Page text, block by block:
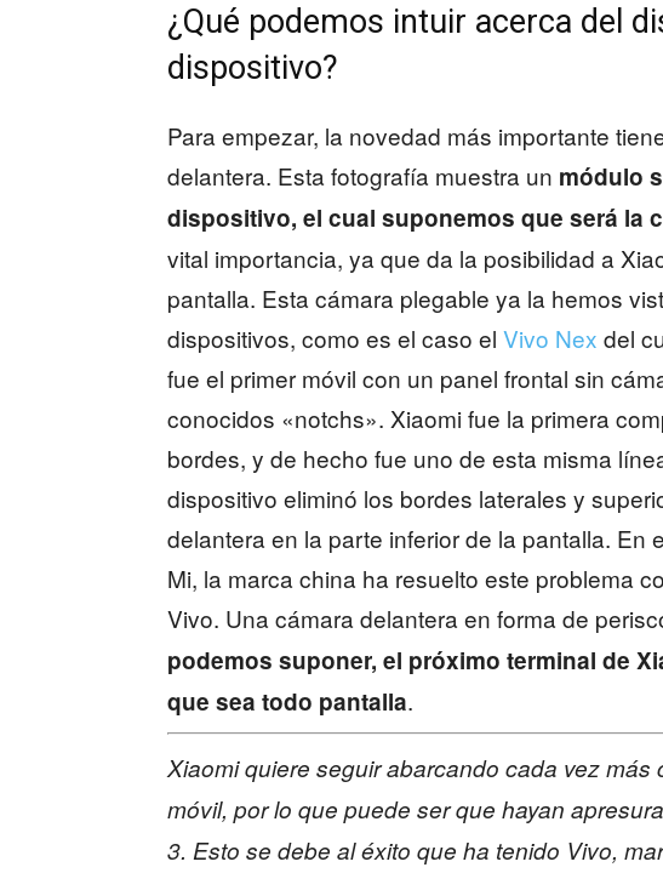
¿Qué podemos intuir acerca del
dispositivo?
Para empezar, la novedad más importante
delantera. Esta fotografía muestra un módulo
dispositivo, el cual suponemos que será la
vital importancia, ya que da la posibilidad a
pantalla. Esta cámara plegable ya la hemos
dispositivos, como es el caso el Vivo Nex del
fue el primer móvil con un panel frontal sin
conocidos «notchs». Xiaomi fue la primera
bordes, y de hecho fue uno de esta misma
dispositivo eliminó los bordes laterales y
delantera en la parte inferior de la pantalla. En
Mi, la marca china ha resuelto este problema
Vivo. Una cámara delantera en forma de
podemos suponer, el próximo terminal de
que sea todo pantalla.
Xiaomi quiere seguir abarcando cada vez
móvil, por lo que puede ser que hayan
3. Esto se debe al éxito que ha tenido Vivo,